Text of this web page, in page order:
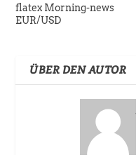
flatex Morning-news
EUR/USD
ÜBER DEN AUTOR